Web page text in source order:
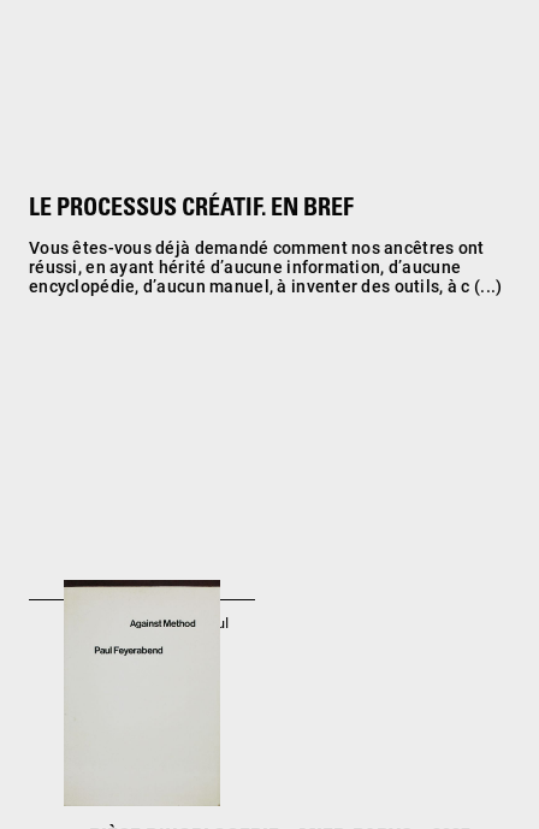
LE PROCESSUS CRÉATIF. EN BREF
Vous êtes-vous déjà demandé comment nos ancêtres ont
réussi, en ayant hérité d’aucune information, d’aucune
encyclopédie, d’aucun manuel, à inventer des outils, à c (...)
Contre la méthode. Paul
Feyerabend